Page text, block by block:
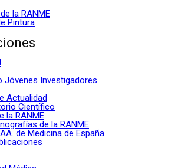
la RANME
Pintura
Jóvenes Investigadores
Actualidad
Científico
la RANME
de la RANME
de Medicina de España